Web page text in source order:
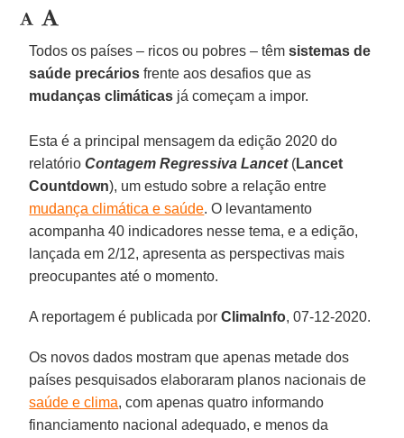
Todos os países – ricos ou pobres – têmsistemas de
saúde precários frente aos desafios que as
mudanças climáticas já começam a impor.
Esta é a principal mensagem da edição 2020 do
relatórioContagem Regressiva Lancet(Lancet
Countdown), um estudo sobre a relação entre
mudança climática e saúde. O levantamento
acompanha 40 indicadores nesse tema, e a edição,
lançada em 2/12, apresenta as perspectivas mais
preocupantes até o momento.
A reportagem é publicada porClimaInfo, 07-12-2020.
Os novos dados mostram que apenas metade dos
países pesquisados elaboraram planos nacionais de
saúde e clima, com apenas quatro informando
financiamento nacional adequado, e menos da